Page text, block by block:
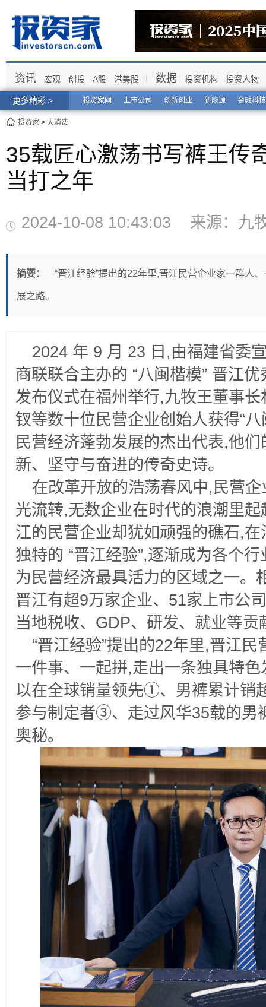
更多精彩 > 投资家网 上市公司 创新创业 新能源 金融科技
资讯 宏观 创投 A股 港美股 数据 投资机构 投资人物
投资家 > 大消费
35载匠心激荡书写裤王传
当打之年
2024-10-08 10:43:03 来源：
摘要： “晋江经验”提出的22年里,晋江民营企业家一群人
展之路。
2024 年 9 月 23 日,由福建省委
商联联合主办的 “八闽楷模” 晋江
发布仪式在福州举行,九牧王董事
钗等数十位民营企业创始人获得“
民营经济蓬勃发展的杰出代表,他
新、坚守与奋进的传奇史诗。
在改革开放的浩荡春风中,民营
光流转,无数企业在时代的浪潮里
江的民营企业却犹如顽强的礁石,
独特的 “晋江经验”,逐渐成为各个
为民营经济最具活力的区域之一。
晋江有超9万家企业、51家上市公
当地税收、GDP、研发、就业等贡
“晋江经验”提出的22年里,晋江
一件事、一起拼,走出一条独具特
以在全球销量领先①、男裤累计销
参与制定者③、走过风华35载的男
奥秘。